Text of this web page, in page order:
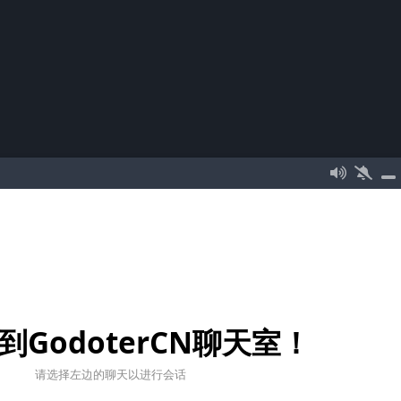
GodoterCN聊天室！
请选择左边的聊天以进行会话